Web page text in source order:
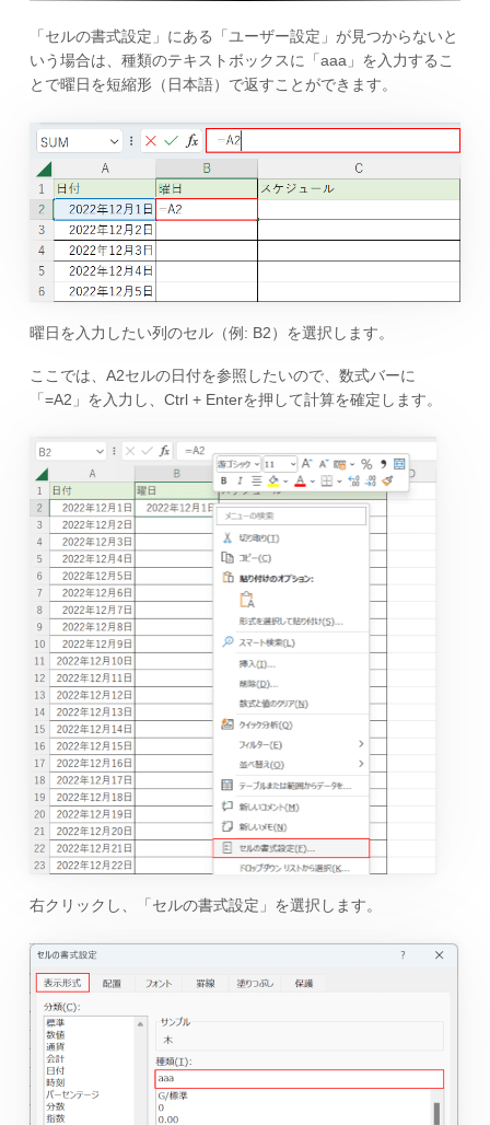
「セルの書式設定」にある「ユーザー設定」が見つからないと
いう場合は、種類のテキストボックスに「aaa」を入力するこ
とで曜日を短縮形（日本語）で返すことができます。
曜日を入力したい列のセル（例: B2）を選択します。
ここでは、A2セルの日付を参照したいので、数式バーに
「=A2」を入力し、Ctrl + Enterを押して計算を確定します。
右クリックし、「セルの書式設定」を選択します。